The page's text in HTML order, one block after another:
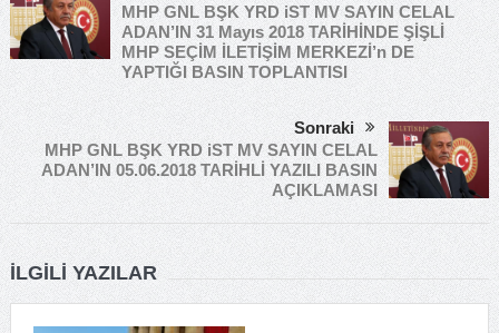
MHP GNL BŞK YRD iST MV SAYIN CELAL
ADAN’IN 31 Mayıs 2018 TARİHİNDE ŞİŞLİ
MHP SEÇİM İLETİŞİM MERKEZİ’n DE
YAPTIĞI BASIN TOPLANTISI
Sonraki
MHP GNL BŞK YRD iST MV SAYIN CELAL
ADAN’IN 05.06.2018 TARİHLİ YAZILI BASIN
AÇIKLAMASI
İLGILI YAZILAR